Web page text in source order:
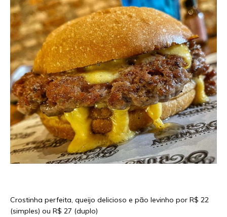
Crostinha perfeita, queijo delicioso e pão levinho por R$ 22
(simples) ou R$ 27 (duplo)